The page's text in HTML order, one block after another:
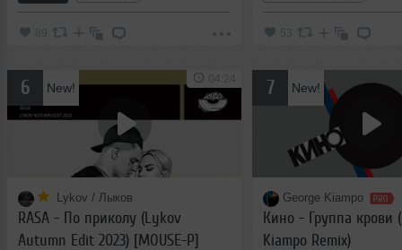
89 53
6 New!
Lykov / Лыков
RASA - По приколу (Lykov
Autumn Edit 2023) [MOUSE-P]
04:24 7 New!
George Kiampo
Кино - Группа крови
Kiampo Remix)